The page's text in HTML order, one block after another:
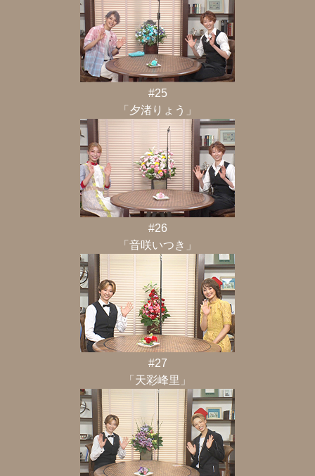
#25
「夕渚りょう」
#26
「音咲いつき」
#27
「天彩峰里」